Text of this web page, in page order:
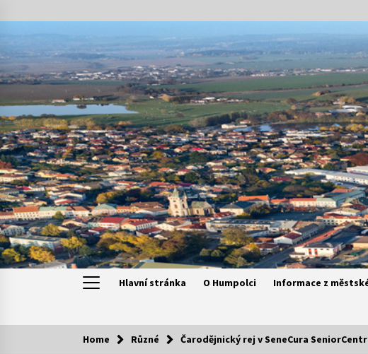
to
Hlavní stránka O Humpolci Informace z
Kam za kulturou?
Home Různé Čarodějnický rej v SeneCura